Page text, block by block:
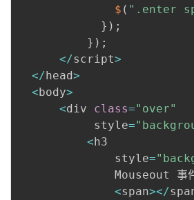
$ ( ".enter
} ) ;
} ) ;
</script>
</head>
<body>
<div class="over"
           style
=
<h3
              style
=
Mouseout 事
<span></